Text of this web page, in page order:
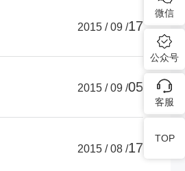
微信
公众号
客服
TOP
2015 / 09 /17
2015 / 09 /05
2015 / 08 /17